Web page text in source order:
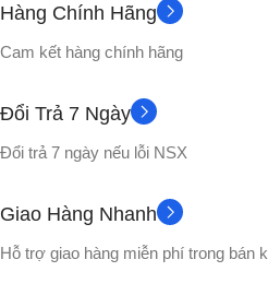
PHỤ KIỆN Không
CHẤT LIỆU
Nhựa PVC cao cấp
VỎ HỘP Hộp màu
Hàng Chính Hãng
Cam kết hàng chính hãng
Đổi Trả 7 Ngày
Đổi trả 7 ngày nếu lỗi NSX
Giao Hàng Nhanh
Hỗ trợ giao hàng miễn phí trong bán